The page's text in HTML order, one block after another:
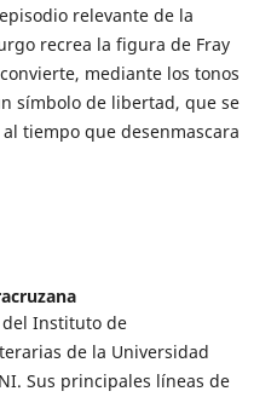
relevante de la
recrea la figura de Fray
mediante los tonos
símbolo de libertad, que se
tiempo que desenmascara
Instituto de
de la Universidad
Sus principales líneas de